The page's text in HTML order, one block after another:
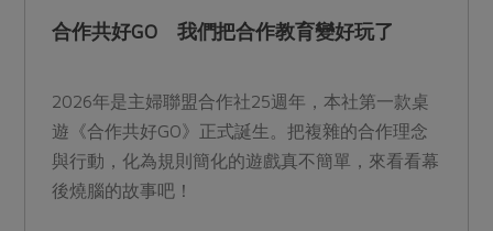
合作共好GO 我們把合作教育變好玩了
2026年是主婦聯盟合作社25週年，本社第一款桌
遊《合作共好GO》正式誕生。把複雜的合作理念
與行動，化為規則簡化的遊戲真不簡單，來看看幕
後燒腦的故事吧！